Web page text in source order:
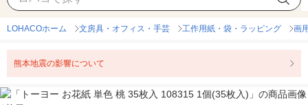
LOHACOホーム 文房具・オフィス・手芸 工作用紙・袋・ラッピング 画
熊本地震の影響について